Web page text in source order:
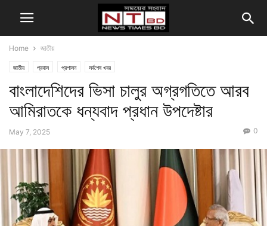
Home জাতীয়
জাতীয় প্রবাস প্রশাসন সর্বশেষ খবর
বাংলাদেশিদের ভিসা চালুর অগ্রগতিতে আরব
আমিরাতকে ধন্যবাদ প্রধান উপদেষ্টার
May 7, 2025 0